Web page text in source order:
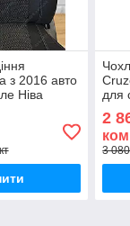
з 2016 авто
Ніва
для
2
3